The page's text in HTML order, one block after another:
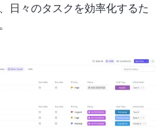
、日々のタスクを効率化するた